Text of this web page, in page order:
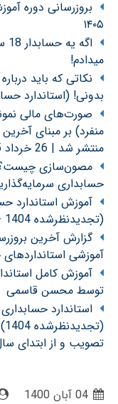
بروزرسانی دوره
۱۴۰۵
اگه
میدادم!
نکاتی که باید درباره
بدونی! (استاندارد حسابداری 44
صورت‌های مالی
منفرد) بر مبنای آخرین
منتشر شد | 26 خرداد 1405
حسابداری سرمایه‌گذاریها
(تجدیدنظرشده 1404 - لازم‌الاجرا از 1405)
گزارش آخرین
آموزشی استانداردهای
توسط محسن قاسمی
تصویب و از ابتدای سال 1405 لازم‌الاجرا شد
04 آبان 1400